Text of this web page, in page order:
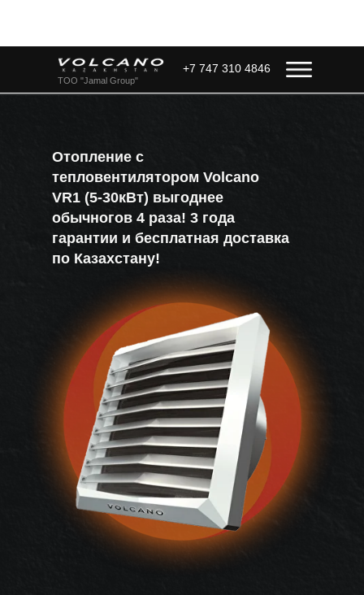
ТОО "Jamal Group"
+7 747 310 4846
Отопление с
тепловентилятором Volcano
VR1 (5-30кВт) выгоднее
обычногов 4 раза! 3 года
гарантии и бесплатная доставка
по Казахстану!